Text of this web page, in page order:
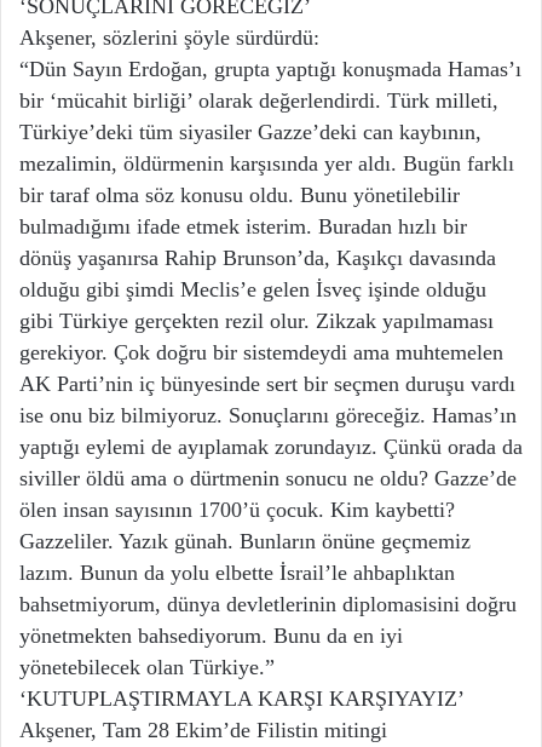
‘SONUÇLARINI GÖRECEĞİZ’
Akşener, sözlerini şöyle sürdürdü:
“Dün Sayın Erdoğan, grupta yaptığı konuşmada Hamas’ı
bir ‘mücahit birliği’ olarak değerlendirdi. Türk milleti,
Türkiye’deki tüm siyasiler Gazze’deki can kaybının,
mezalimin, öldürmenin karşısında yer aldı. Bugün farklı
bir taraf olma söz konusu oldu. Bunu yönetilebilir
bulmadığımı ifade etmek isterim. Buradan hızlı bir
dönüş yaşanırsa Rahip Brunson’da, Kaşıkçı davasında
olduğu gibi şimdi Meclis’e gelen İsveç işinde olduğu
gibi Türkiye gerçekten rezil olur. Zikzak yapılmaması
gerekiyor. Çok doğru bir sistemdeydi ama muhtemelen
AK Parti’nin iç bünyesinde sert bir seçmen duruşu vardı
ise onu biz bilmiyoruz. Sonuçlarını göreceğiz. Hamas’ın
yaptığı eylemi de ayıplamak zorundayız. Çünkü orada da
siviller öldü ama o dürtmenin sonucu ne oldu? Gazze’de
ölen insan sayısının 1700’ü çocuk. Kim kaybetti?
Gazzeliler. Yazık günah. Bunların önüne geçmemiz
lazım. Bunun da yolu elbette İsrail’le ahbaplıktan
bahsetmiyorum, dünya devletlerinin diplomasisini doğru
yönetmekten bahsediyorum. Bunu da en iyi
yönetebilecek olan Türkiye.”
‘KUTUPLAŞTIRMAYLA KARŞI KARŞIYAYIZ’
Akşener, Tam 28 Ekim’de Filistin mitingi